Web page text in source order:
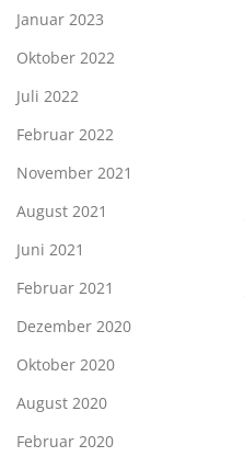
Januar 2023
Oktober 2022
Juli 2022
Februar 2022
November 2021
August 2021
Juni 2021
Februar 2021
Dezember 2020
Oktober 2020
August 2020
Februar 2020